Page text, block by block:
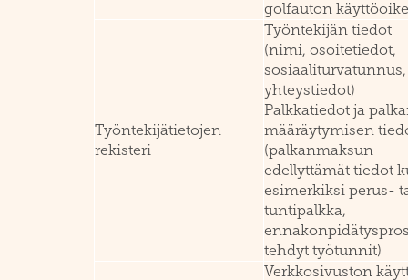
golfauton
Työntekijätietojen
rekisteri
Työntekijän tiedot
(nimi, osoitetiedot,
sosiaaliturvatunnus,
yhteystiedot)
Palkkatiedot ja
määräytymisen
(palkanmaksun
edellyttämät tiedot
esimerkiksi perus-
tuntipalkka,
tehdyt työtunnit)
Verkkosivuston